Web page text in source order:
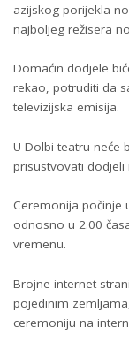
azijskog porijekla
najboljeg režisera
Domaćin dodjele
rekao, potruditi da
televizijska emisija.
U Dolbi teatru neće
prisustvovati dodjeli
Ceremonija počinje
odnosno u 2.00
vremenu.
Brojne internet
pojedinim
ceremoniju na